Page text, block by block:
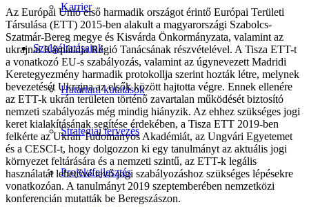
Karrier
Szolgáltatásaink
Határtani kutatások
Stratégiai tervezés
Projektfejlesztés
Az Európai Unió első harmadik országot érintő Európai Területi
Társulása (ETT) 2015-ben alakult a magyarországi Szabolcs-
Szatmár-Bereg megye és Kisvárda Önkormányzata, valamint az
ukrajnai Kárpátalja Régió Tanácsának részvételével. A Tisza ETT-t
a vonatkozó EU-s szabályozás, valamint az úgynevezett Madridi
Keretegyezmény harmadik protokollja szerint hozták létre, melynek
bevezetését Ukrajna az elsők között hajtotta végre. Ennek ellenére
az ETT-k ukrán területen történő zavartalan működését biztosító
nemzeti szabályozás még mindig hiányzik. Az ehhez szükséges jogi
keret kialakításának segítése érdekében, a Tisza ETT 2019-ben
felkérte az Ukrán Tudományos Akadémiát, az Ungvári Egyetemet
és a CESCI-t, hogy dolgozzon ki egy tanulmányt az aktuális jogi
környezet feltárására és a nemzeti szintű, az ETT-k legális
használatát lehetővé tevő jogi szabályozáshoz szükséges lépésekre
vonatkozóan. A tanulmányt 2019 szeptemberében nemzetközi
konferencián mutatták be Beregszászon.